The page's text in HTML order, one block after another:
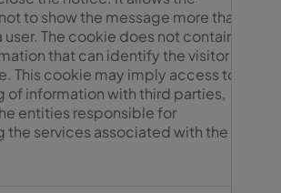
to show the message more than
user. The cookie does not contain
that can identify the visitor
This cookie may imply access to
of information with third parties,
entities responsible for
the services associated with the